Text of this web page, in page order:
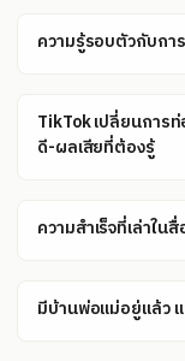
ความรู้รอบตัวกับกา
TikTok เปลี่ยนการ
ดี-ผลเสียที่ต้องรู้
ความสำเร็จที่เล่าใน
มีบ้านพ่อแม่อยู่แล้ว